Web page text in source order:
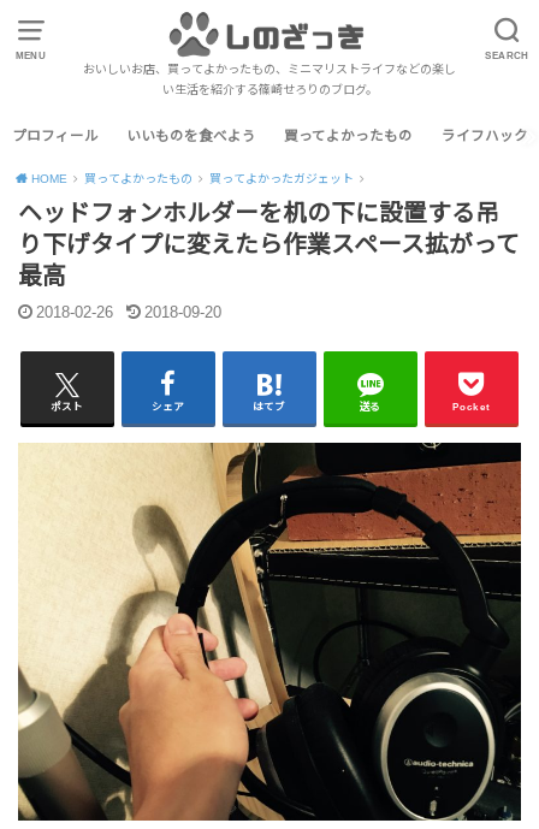
MENU SEARCH
おいしいお店、買ってよかったもの、ミニマリストライフなどの楽し
い生活を紹介する篠崎せろりのブログ。
プロフィール いいものを食べよう 買ってよかったもの ライフハック
HOME 買ってよかったもの 買ってよかったガジェット
ヘッドフォンホルダーを机の下に設置する吊
り下げタイプに変えたら作業スペース拡がって
最高
2018-02-26 2018-09-20
ポスト シェア はてブ 送る Pocket